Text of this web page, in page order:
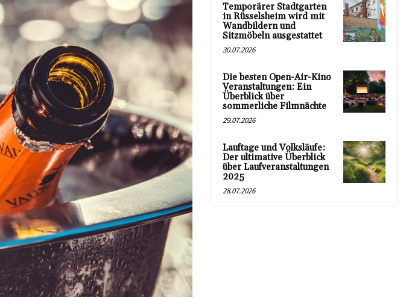
Temporärer Stadtgarten
in Rüsselsheim wird mit
Wandbildern und
Sitzmöbeln ausgestattet
30.07.2026
Die besten Open-Air-Kino
Veranstaltungen: Ein
Überblick über
sommerliche Filmnächte
29.07.2026
Lauftage und Volksläufe:
Der ultimative Überblick
über Laufveranstaltungen
2025
28.07.2026